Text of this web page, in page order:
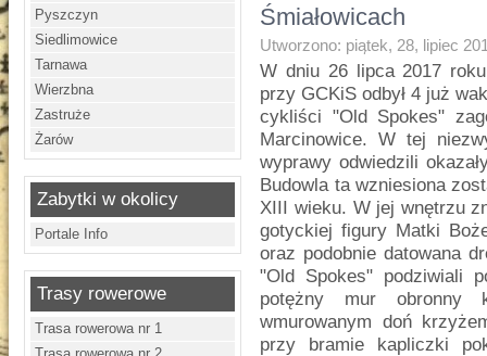
Pyszczyn
Siedlimowice
Tarnawa
Wierzbna
Zastruże
Żarów
Zabytki w okolicy
Portale Info
Trasy rowerowe
Trasa rowerowa nr 1
Śmiałowicach
Utworzono: piątek, 28, lipiec
W dniu 26 lipca 2017
przy GCKiS odbył 4 już
cykliści "Old Spokes"
Marcinowice. W tej
wyprawy odwiedzili
Budowla ta wzniesiona
XIII wieku. W jej wnętrzu
gotyckiej figury Matki
oraz podobnie datowana
"Old Spokes" podziwiali
potężny mur obronny
wmurowanym doń
przy bramie kapliczki